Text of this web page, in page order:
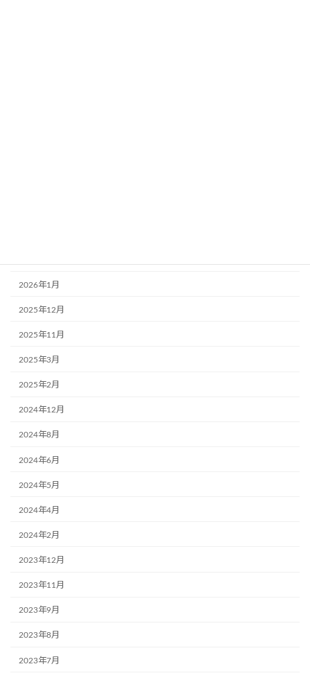
2026年1月
2025年12月
2025年11月
2025年3月
2025年2月
2024年12月
2024年8月
2024年6月
2024年5月
2024年4月
2024年2月
2023年12月
2023年11月
2023年9月
2023年8月
2023年7月